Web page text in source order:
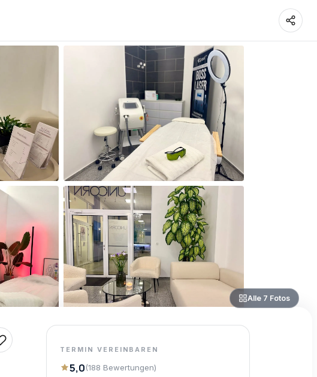
Alle 7 Fotos
TERMIN VEREINBAREN
5,0(188 Bewertungen)